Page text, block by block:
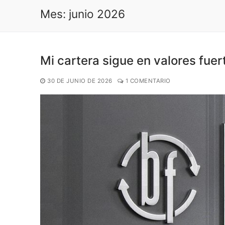
Mes: junio 2026
Mi cartera sigue en valores
30 DE JUNIO DE 2026 1 COMENTARIO